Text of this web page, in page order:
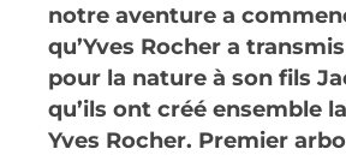
notre aventure a
qu’Yves Rocher a
pour la nature à son fils
qu’ils ont créé ensemble
Yves Rocher. Premier